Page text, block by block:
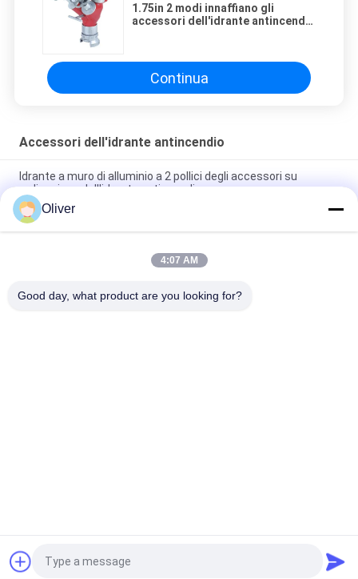
1.75in 2 modi innaffiano gli
accessori dell'idrante antincendio
Continua
Accessori dell'idrante antincendio
Idrante a muro di alluminio a 2 pollici degli accessori su
ordinazione dell'idrante antincendio
2 accessori d'ottone a 2,5 pollici dell'idrante antincendio del
divisore dell'acqua di estinzione di incendio di modo
Tipo cappuccio della Germania Storz degli accessori
Cuciture
Richiedi un preventivo
Oliver
4:07 AM
Good day, what product are you looking for?